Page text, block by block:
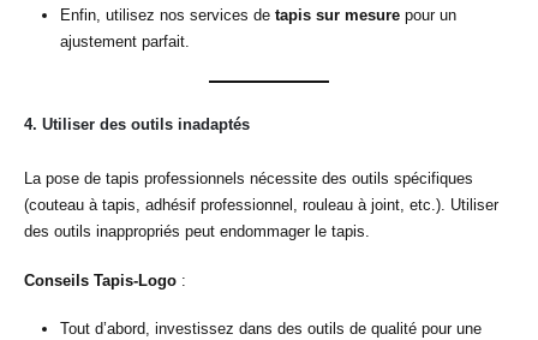
Enfin, utilisez nos services de tapis sur mesurepour un
ajustement parfait.
4. Utiliser des outils inadaptés
La pose de tapis professionnels nécessite des outils spécifiques
(couteau à tapis, adhésif professionnel, rouleau à joint, etc.). Utiliser
des outils inappropriés peut endommager le tapis.
Conseils Tapis-Logo :
Tout d’abord, investissez dans des outils de qualité pour une